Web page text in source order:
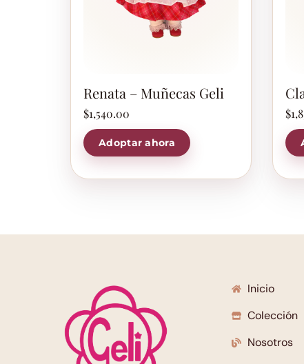
Renata – Muñecas Geli
$1,540.00
Adoptar ahora
$
Inicio
Colección
Nosotros